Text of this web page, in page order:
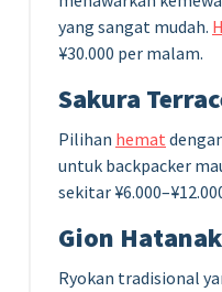
yang sangat mudah.
¥30.000 per malam.
Sakura
Pilihan hemat
untuk backpacker
sekitar
Gion
Ryokan tradisional